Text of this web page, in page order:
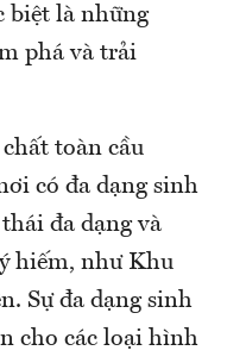
biệt là những
phá và trải
toàn cầu
có đa dạng sinh
đa dạng và
hiếm, như Khu
Sự đa dạng sinh
cho các loại hình